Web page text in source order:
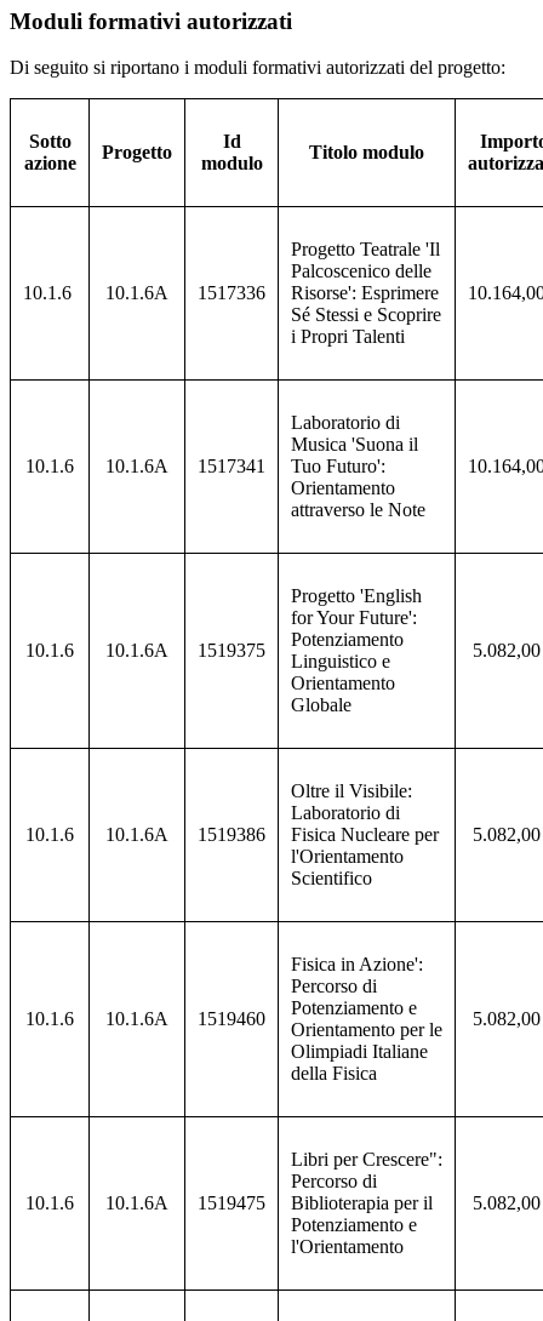
Moduli formativi autorizzati
Di seguito si riportano i moduli formativi autorizzati del progetto:
Sotto
azione
Progetto
Id
modulo
Titolo modulo
10.1.6 10.1.6A 1517336
Progetto Teatrale 'Il
Palcoscenico delle
Risorse': Esprimere
Sé Stessi e Scoprire
i Propri Talenti
10.1.6 10.1.6A 1517341
Laboratorio di
Musica 'Suona il
Tuo Futuro':
Orientamento
attraverso le Note
10.1.6 10.1.6A 1519375
Progetto 'English
for Your Future':
Potenziamento
Linguistico e
Orientamento
Globale
10.1.6 10.1.6A 1519386
Oltre il Visibile:
Laboratorio di
Fisica Nucleare per
l'Orientamento
Scientifico
10.1.6 10.1.6A 1519460
Fisica in Azione':
Percorso di
Potenziamento e
Orientamento per le
Olimpiadi Italiane
della Fisica
10.1.6 10.1.6A 1519475
Libri per Crescere":
Percorso di
Biblioterapia per il
Potenziamento e
l'Orientamento